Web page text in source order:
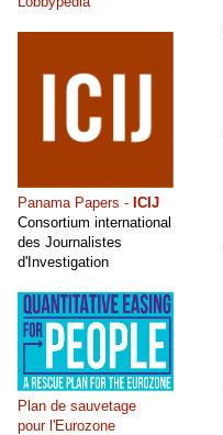
Panama Papers - ICIJ
Consortium international
des Journalistes
d'Investigation
Plan de sauvetage
pour l'Eurozone